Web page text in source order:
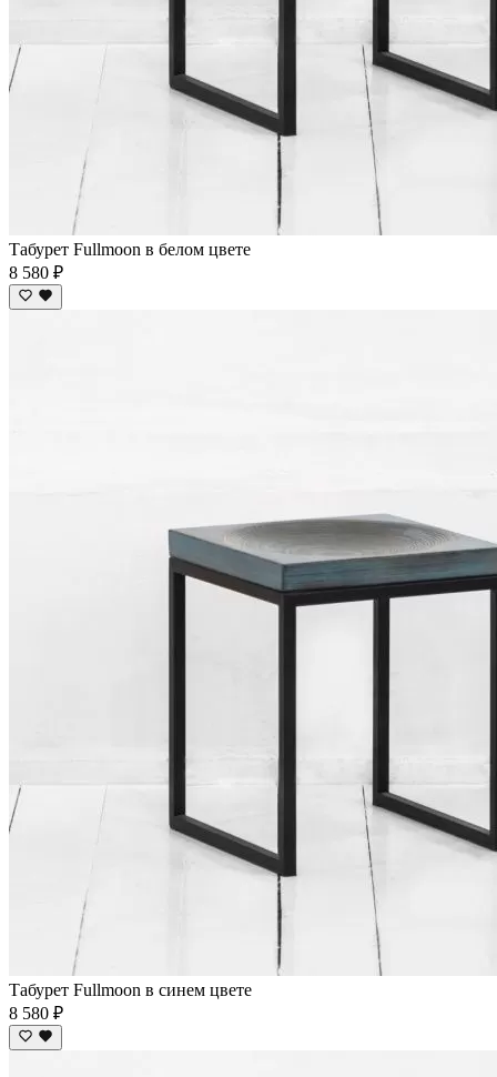
Табурет Fullmoon в белом цвете
8 580 ₽
Табурет Fullmoon в синем цвете
8 580 ₽